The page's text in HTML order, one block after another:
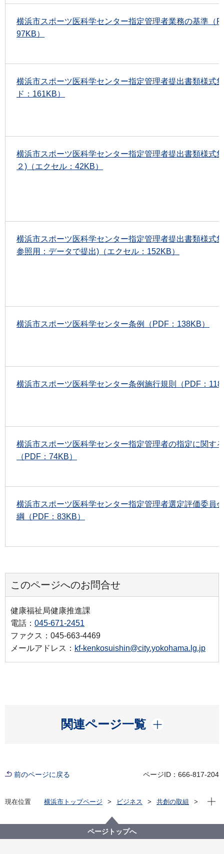
横浜市スポーツ医科学センター指定管理者業務の基準（
97KB）
横浜市スポーツ医科学センター指定管理者提出書類様式
ド：161KB）
横浜市スポーツ医科学センター指定管理者提出書類様式
２)（エクセル：42KB）
横浜市スポーツ医科学センター指定管理者提出書類様式
参照用：データで提出)（エクセル：152KB）
横浜市スポーツ医科学センター条例（PDF：138KB）
横浜市スポーツ医科学センター条例施行規則（PDF：
横浜市スポーツ医科学センター指定管理者の指定に関す
（PDF：74KB）
横浜市スポーツ医科学センター指定管理者選定評価委員
綱（PDF：83KB）
このページへのお問合せ
健康福祉局健康推進課
電話： 045-671-2451
ファクス：045-663-4469
メールアドレス： kf-kenkosuishin@city.yokohama.lg.jp
関連ページ一覧
開く
前のページに戻る ページID：666-817-204
現在位置 横浜市トップページ ビジネス
共創の取組
指定管理者施設一覧
横浜市スポーツ医科学センター
第三期横浜市スポーツ医科学センターの指定管理者の
現在
ページトップへ